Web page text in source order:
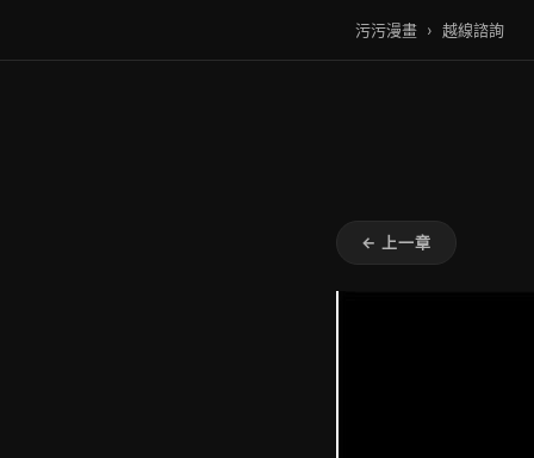
污污漫畫 › 越線諮詢
← 上一章